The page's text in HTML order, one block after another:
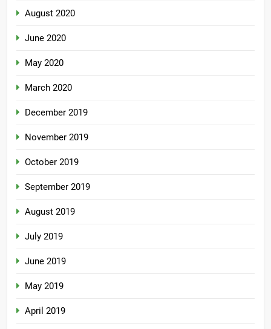
August 2020
June 2020
May 2020
March 2020
December 2019
November 2019
October 2019
September 2019
August 2019
July 2019
June 2019
May 2019
April 2019